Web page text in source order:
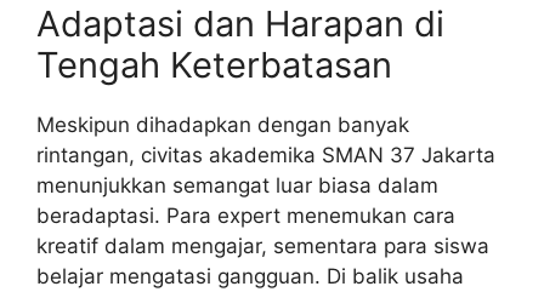
Adaptasi dan Harapan di
Tengah Keterbatasan
Meskipun dihadapkan dengan banyak
rintangan, civitas akademika SMAN 37 Jakarta
menunjukkan semangat luar biasa dalam
beradaptasi. Para expert menemukan cara
kreatif dalam mengajar, sementara para siswa
belajar mengatasi gangguan. Di balik usaha